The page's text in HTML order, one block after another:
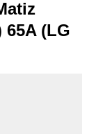
65A (LG